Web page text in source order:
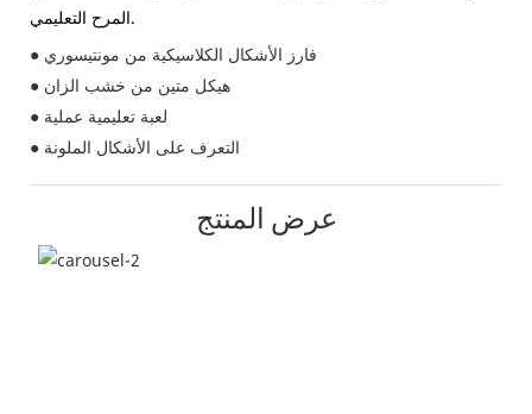
المرح التعليمي.
● فارز الأشكال الكلاسيكية من مونتيسوري
● هيكل متين من خشب الزان
● لعبة تعليمية عملية
● التعرف على الأشكال الملونة
عرض المنتج